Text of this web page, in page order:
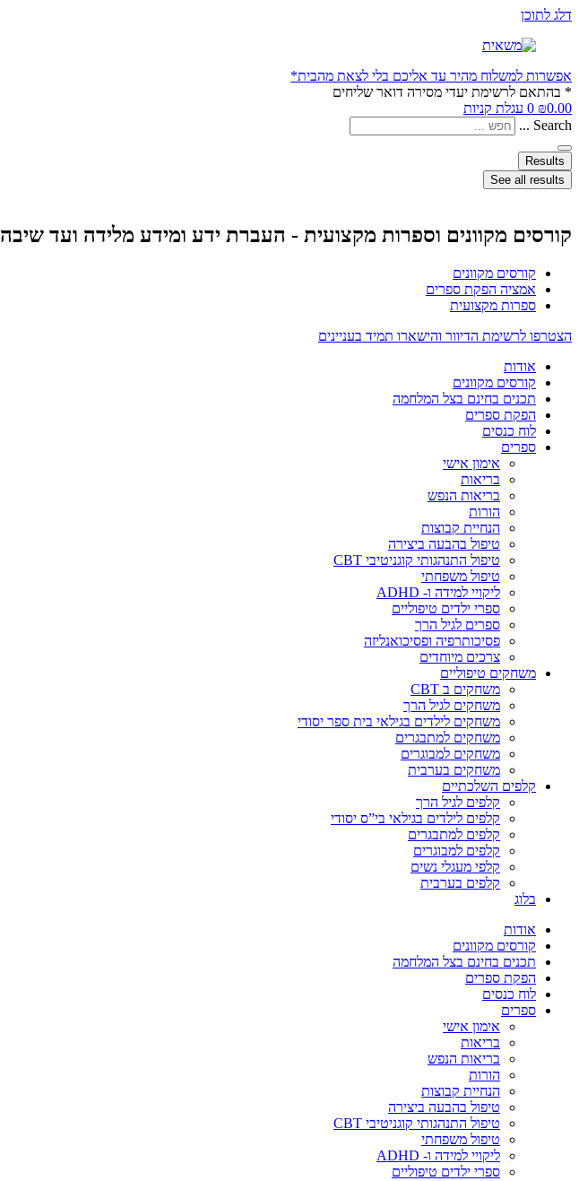
דלג לתוכן
אפשרות למשלוח מהיר עד אליכם בלי לצאת מהבית*
* בהתאם לרשימת יעדי מסירה דואר שליחים
₪0.00
0 עגלת קניות
Search ...
Results
See all results
קורסים מקוונים וספרות מקצועית - העברת ידע ומידע מלידה ועד שיבה
קורסים מקוונים
אמציה הפקת ספרים
ספרות מקצועית
הצטרפו לרשימת הדיוור והישארו תמיד בעניינים
אודות
קורסים מקוונים
תכנים בחינם בצל המלחמה
הפקת ספרים
לוח כנסים
ספרים
אימון אישי
בריאות
בריאות הנפש
הורות
הנחיית קבוצות
טיפול בהבעה ביצירה
טיפול התנהגותי קוגניטיבי CBT
טיפול משפחתי
ליקויי למידה ו- ADHD
ספרי ילדים טיפוליים
ספרים לגיל הרך
פסיכותרפיה ופסיכואנליזה
צרכים מיוחדים
משחקים טיפוליים
משחקים ב CBT
משחקים לגיל הרך
משחקים לילדים בגילאי בית ספר יסודי
משחקים למתבגרים
משחקים למבוגרים
משחקים בערבית
קלפים השלכתיים
קלפים לגיל הרך
קלפים לילדים בגילאי בי”ס יסודי
קלפים למתבגרים
קלפים למבוגרים
קלפי מעגלי נשים
קלפים בערבית
בלוג
אודות
קורסים מקוונים
תכנים בחינם בצל המלחמה
הפקת ספרים
לוח כנסים
ספרים
אימון אישי
בריאות
בריאות הנפש
הורות
הנחיית קבוצות
טיפול בהבעה ביצירה
טיפול התנהגותי קוגניטיבי CBT
טיפול משפחתי
ליקויי למידה ו- ADHD
ספרי ילדים טיפוליים